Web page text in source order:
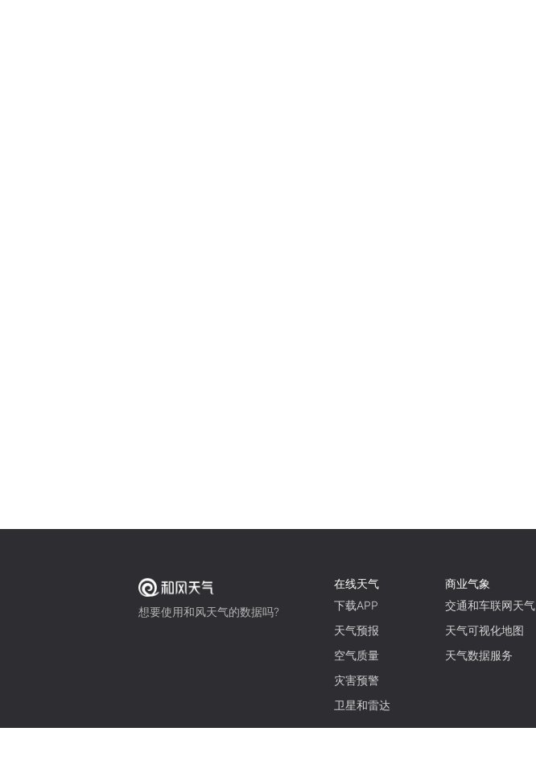
想要使用和风天气的数据吗?
在线天气
下载APP
天气预报
空气质量
灾害预警
卫星和雷达
商业气象
交通和车联网天气
天气可视化地图
天气数据服务